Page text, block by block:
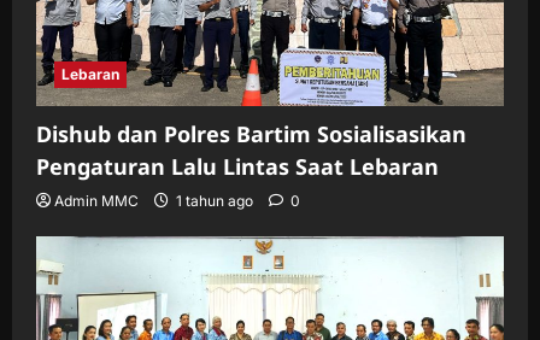
Lebaran
Dishub dan Polres Bartim Sosialisasikan
Pengaturan Lalu Lintas Saat Lebaran
Admin MMC 1 tahun ago 0